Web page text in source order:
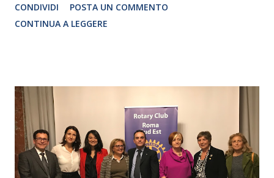
CRISTINA PEZZOLI
CONDIVIDI
POSTA UN COMMENTO
CONTINUA A LEGGERE